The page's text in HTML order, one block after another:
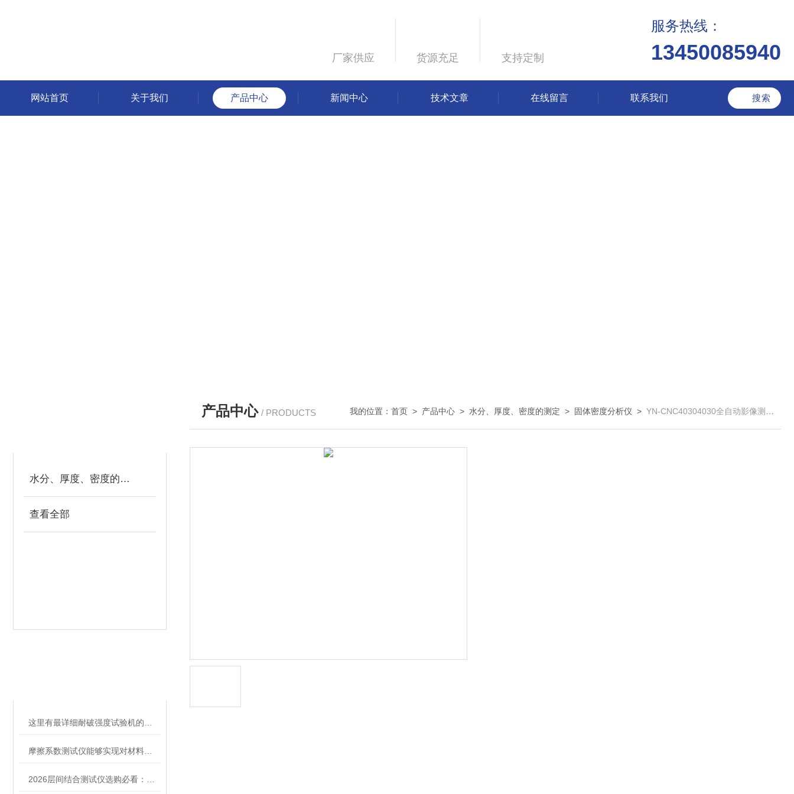
厂家供应 货源充足 支持定制
服务热线：
13450085940
网站首页 关于我们 产品中心 新闻中心 技术文章 在线留言 联系我们
水分、厚度、密度的测定
查看全部
产品中心 / PRODUCTS 我的位置：首页 > 产品中心 > 水分、厚度、密度的测定 > 固体密度分析仪 >YN-CNC40304030全自动影像测量仪